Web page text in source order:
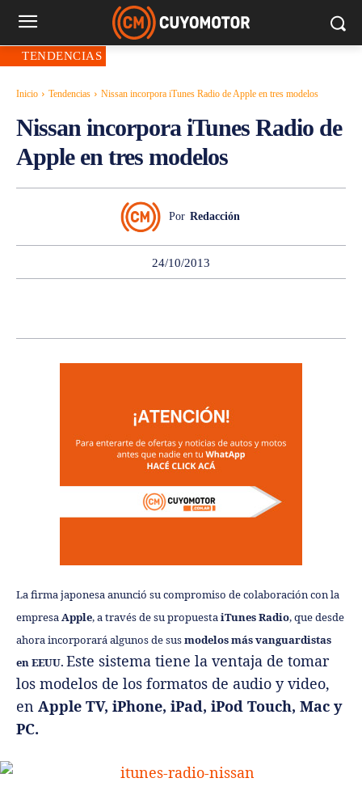
TENDENCIAS
Inicio Tendencias Nissan incorpora iTunes Radio de Apple en tres modelos
Nissan incorpora iTunes Radio de
Apple en tres modelos
Por Redacción
24/10/2013
La firma japonesa anunció su compromiso de colaboración con la
empresa Apple, a través de su propuesta iTunes Radio, que desde
ahora incorporará algunos de susmodelos más vanguardistas
en EEUU. Este sistema tiene la ventaja de tomar
los modelos de los formatos de audio y video,
en Apple TV, iPhone, iPad, iPod Touch, Mac y
PC.